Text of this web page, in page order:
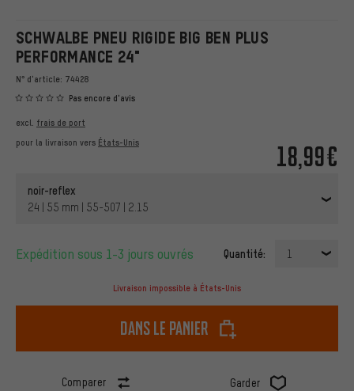
SCHWALBE PNEU RIGIDE BIG BEN PLUS
PERFORMANCE 24"
N° d'article: 74428
Pas encore d'avis
18,99€
excl. frais de port
pour la livraison vers États-Unis
noir-reflex
24 | 55 mm | 55-507 | 2.15
Expédition sous 1-3 jours ouvrés Quantité: 1
Livraison impossible à États-Unis
dans le panier
Comparer Garder